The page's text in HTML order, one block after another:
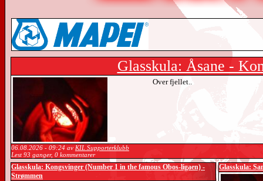
Glasskula: Åsane -
Over fjellet..
06.08.2026 - 09:24 av KIL Supporterklubb
Lest 93 ganger, 0 kommentarer
Glasskula: Kongsvinger (Number 1 in the famous Obos-ligaen) -
Strømmen
Glasskula: